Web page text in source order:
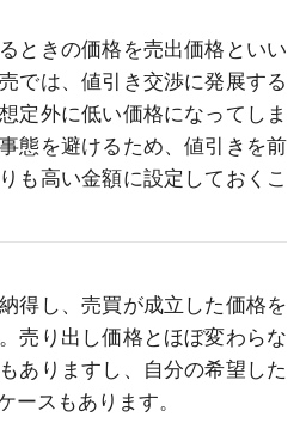
ときの価格を売出価格といい
では、値引き交渉に発展する
定外に低い価格になってしま
態を避けるため、値引きを前
も高い金額に設定しておくこ
得し、売買が成立した価格を
売り出し価格とほぼ変わらな
ありますし、自分の希望した
ースもあります。